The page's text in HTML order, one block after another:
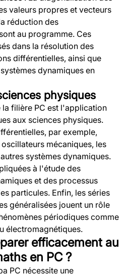
valeurs propres et vecteurs
réduction des
au programme. Ces
dans la résolution des
différentielles, ainsi que
dynamiques en
physiques
la filière PC est l'application
aux sciences physiques.
par exemple,
mécaniques, les
systèmes dynamiques.
à l'étude des
et des processus
particules. Enfin, les séries
généralisées jouent un rôle
périodiques comme
électromagnétiques.
efficacement au
en PC ?
PC nécessite une